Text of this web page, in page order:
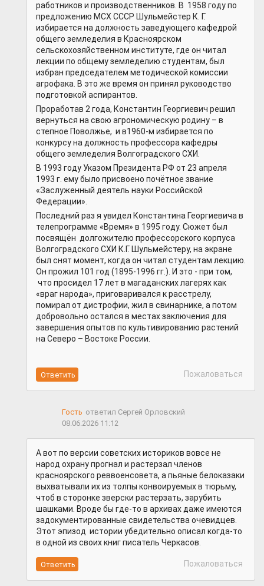
работников и производственников. В 1958 году по
предложению МСХ СССР Шульмейстер К. Г.
избирается на должность заведующего кафедрой
общего земледелия в Красноярском
сельскохозяйственном институте, где он читал
лекции по общему земледелию студентам, был
избран председателем методической комиссии
агрофака. В это же время он принял руководство
подготовкой аспирантов.
Проработав 2 года, Константин Георгиевич решил
вернуться на свою агрономическую родину – в
степное Поволжье, и в1960-м избирается по
конкурсу на должность профессора кафедры
общего земледелия Волгоградского СХИ.
В 1993 году Указом Президента РФ от 23 апреля
1993 г. ему было присвоено почётное звание
«Заслуженный деятель науки Российской
Федерации».
Последний раз я увидел Константина Георгиевича в
телепрограмме «Время» в 1995 году. Сюжет был
посвящён долгожителю профессорского корпуса
Волгоградского СХИ К.Г. Шульмейстеру, на экране
был снят момент, когда он читал студентам лекцию.
Он прожил 101 год (1895-1996 гг.). И это - при том,
что просидел 17 лет в магаданских лагерях как
«враг народа», приговаривался к расстрелу,
помирал от дистрофии, жил в свинарнике, а потом
добровольно остался в местах заключения для
завершения опытов по культивированию растений
на Северо – Востоке России.
Пожаловаться
Гость ответил Сергей Орловский
08.06.2026 11:12
А вот по версии советских историков вовсе не
народ охрану прогнал и растерзал членов
красноярского реввоенсовета, а пьяные белоказаки
выхватывали их из толпы конвоируемых в тюрьму,
чтоб в сторонке зверски растерзать, зарубить
шашками. Вроде бы где-то в архивах даже имеются
задокументированные свидетельства очевидцев.
Этот эпизод истории убедительно описал когда-то
в одной из своих книг писатель Черкасов.
Пожаловаться